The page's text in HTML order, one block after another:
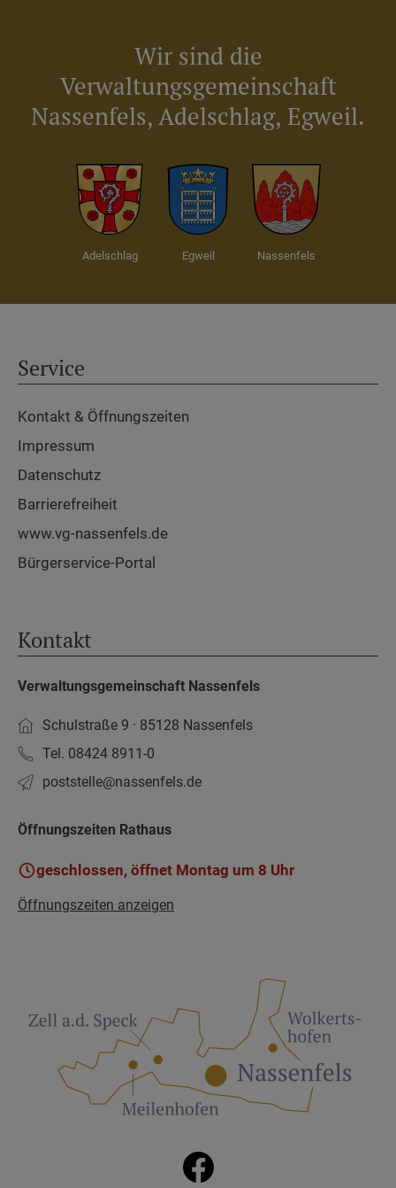
Wir sind die
Verwaltungsgemeinschaft
Nassenfels, Adelschlag, Egweil.
Adelschlag Egweil Nassenfels
Service
Kontakt & Öffnungszeiten
Impressum
Datenschutz
Barrierefreiheit
www.vg-nassenfels.de
Bürgerservice-Portal
Kontakt
Verwaltungsgemeinschaft Nassenfels
Schulstraße 9 · 85128 Nassenfels
Tel. 08424 8911-0
poststelle­@nassenfels.de
Öffnungszeiten Rathaus
geschlossen, öffnet Montag um 8 Uhr
Öffnungszeiten anzeigen